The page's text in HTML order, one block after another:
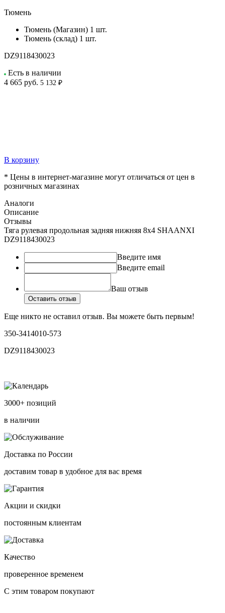
Тюмень
Тюмень (Магазин) 1 шт.
Тюмень (склад) 1 шт.
DZ9118430023
Есть в наличии
4 665 руб. 5 132 ₽
В корзину
* Цены в интернет-магазине могут отличаться от цен в
розничных магазинах
Аналоги
Описание
Отзывы
Тяга рулевая продольная задняя нижняя 8х4 SHAANXI
DZ9118430023
Введите имя
Введите email
Ваш отзыв
Оставить отзыв
Еще никто не оставил отзыв. Вы можете быть первым!
350-3414010-573
DZ9118430023
3000+ позиций
в наличии
Доставка по России
доставим товар в удобное для вас время
Акции и скидки
постоянным клиентам
Качество
проверенное временем
С этим товаром покупают